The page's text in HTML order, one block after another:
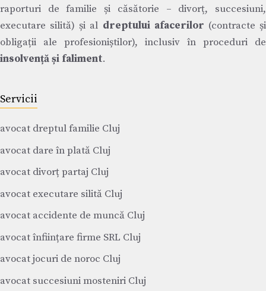
raporturi de familie și căsătorie – divorț, succesiuni,
executare silită) și al dreptului afacerilor (contracte și
obligații ale profesioniștilor), inclusiv în proceduri de
insolvență și faliment.
Servicii
avocat dreptul familie Cluj
avocat dare în plată Cluj
avocat divorț partaj Cluj
avocat executare silită Cluj
avocat accidente de muncă Cluj
avocat înființare firme SRL Cluj
avocat jocuri de noroc Cluj
avocat succesiuni mosteniri Cluj